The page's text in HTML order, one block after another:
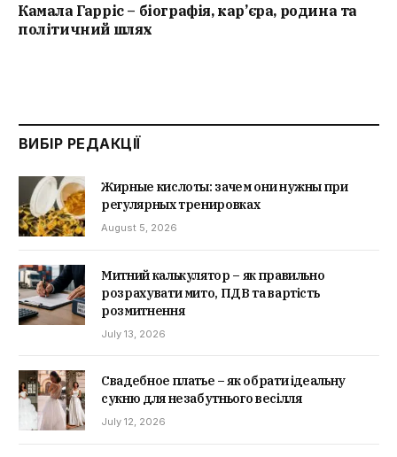
Камала Гарріс – біографія, кар’єра, родина та
політичний шлях
ВИБІР РЕДАКЦІЇ
Жирные кислоты: зачем они нужны при
регулярных тренировках
August 5, 2026
Митний калькулятор – як правильно
розрахувати мито, ПДВ та вартість
розмитнення
July 13, 2026
Свадебное платье – як обрати ідеальну
сукню для незабутнього весілля
July 12, 2026